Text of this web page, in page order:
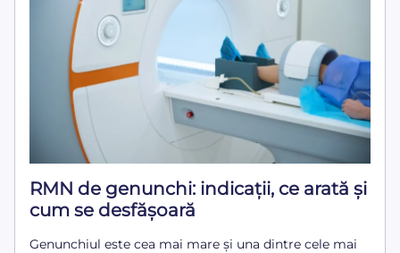
RMN de genunchi: indicații, ce arată și
cum se desfășoară
Genunchiul este cea mai mare și una dintre cele mai